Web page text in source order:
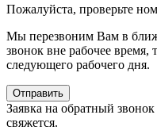
Пожалуйста, проверьте
Мы перезвоним Вам в
звонок вне рабочее время,
следующего рабочего дня.
Отправить
Заявка на обратный
свяжется.